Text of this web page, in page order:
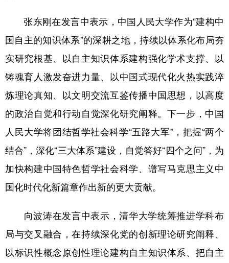
张东刚在发言中表示，中国人民大学作为“建构中
国自主的知识体系”的深耕之地，持续以体系化布局夯
实研究根基、以自主知识体系建构强化学术支撑、以
铸魂育人激发奋进力量、以中国式现代化火热实践淬
炼理论真知、以文明交流互鉴传播中国思想，以高度
的政治自觉和行动自觉深化研究阐释。下一步，中国
人民大学将团结哲学社会科学“五路大军”，把握“两个
结合”，深化“三大体系”建设，自觉答好“四个之问”，为
加快构建中国特色哲学社会科学、谱写马克思主义中
国化时代化新篇章作出新的更大贡献。
向波涛在发言中表示，清华大学统筹推进学科布
局与交叉融合，在持续深化党的创新理论研究阐释、
以标识性概念原创性理论建构自主知识体系、把自主